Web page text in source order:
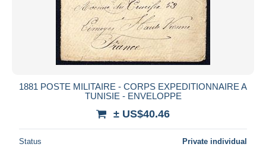
1881 POSTE MILITAIRE - CORPS EXPEDITIONNAIRE A
TUNISIE - ENVELOPPE
± US$40.46
Status Private individual